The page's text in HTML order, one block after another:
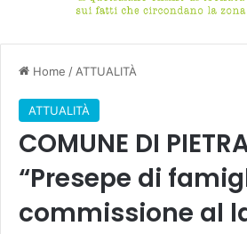
Home / ATTUALITÀ
ATTUALITÀ
COMUNE DI
“Presepe di
commissione al